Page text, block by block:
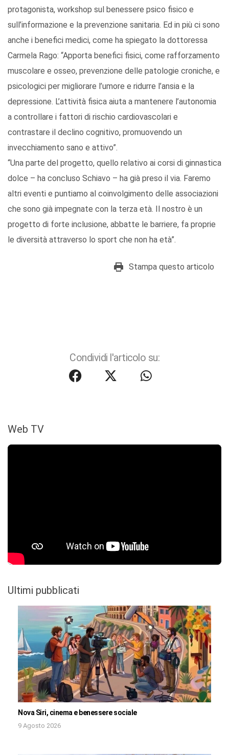
protagonista, workshop sul benessere psico fisico e
sull’informazione e la prevenzione sanitaria. Ed in più ci sono
anche i benefici medici, come ha spiegato la dottoressa
Carmela Rago: “Apporta benefici fisici, come rafforzamento
muscolare e osseo, prevenzione delle patologie croniche, e
psicologici per migliorare l’umore e ridurre l’ansia e la
depressione. L’attività fisica aiuta a mantenere l’autonomia
a controllare i fattori di rischio cardiovascolari e
contrastare il declino cognitivo, promuovendo un
invecchiamento sano e attivo”.
“Una parte del progetto, quello relativo ai corsi di ginnastica
dolce – ha concluso Schiavo – ha già preso il via. Faremo
altri eventi e puntiamo al coinvolgimento delle associazioni
che sono già impegnate con la terza età. Il nostro è un
progetto di forte inclusione, abbatte le barriere, fa proprie
le diversità attraverso lo sport che non ha età”.
Stampa questo articolo
Condividi l'articolo su:
Web TV
Ultimi pubblicati
Nova Siri, cinema e benessere sociale
9 Agosto 2026